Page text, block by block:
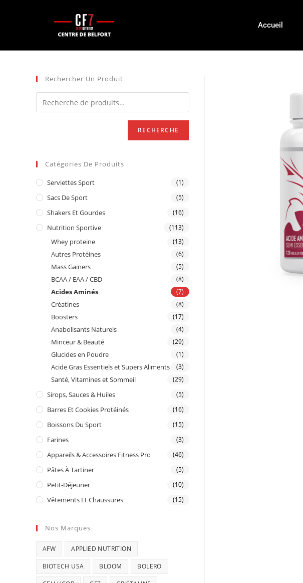
Accueil
Rechercher Un Produit
RECHERCHE
Catégories De Produits
Serviettes Sport (1)
Sacs De Sport (5)
Shakers Et Gourdes (16)
Nutrition Sportive (113)
Whey proteine (13)
Autres Protéines (6)
Mass Gainers (5)
BCAA / EAA / CBD (8)
Acides Aminés (7)
Créatines (8)
Boosters (17)
Anabolisants Naturels (4)
Minceur & Beauté (29)
Glucides en Poudre (1)
Acide Gras Essentiels et Supers Aliments (3)
Santé, Vitamines et Sommeil (29)
Sirops, Sauces & Huiles (5)
Barres Et Cookies Protéinés (16)
Boissons Du Sport (15)
Farines (3)
Appareils & Accessoires Fitness Pro (46)
Pâtes À Tartiner (5)
Petit-Déjeuner (10)
Vêtements Et Chaussures (15)
Nos Marques
AFW APPLIED NUTRITION
BIOTECH USA BLOOM BOLERO